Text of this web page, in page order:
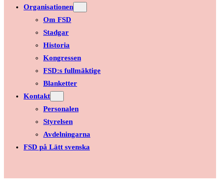
Organisationen
Om FSD
Stadgar
Historia
Kongressen
FSD:s fullmäktige
Blanketter
Kontakt
Personalen
Styrelsen
Avdelningarna
FSD på Lätt svenska